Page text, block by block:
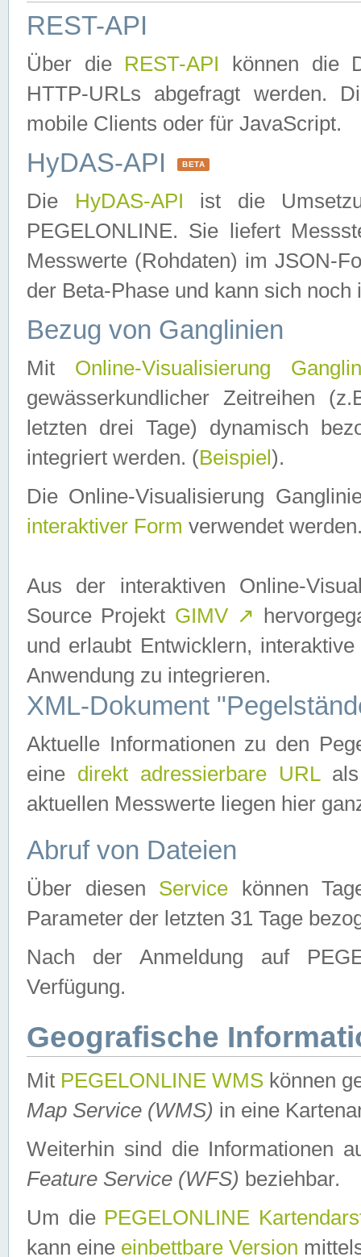
REST-API
Über die REST-API können die
HTTP-URLs abgefragt werden.
mobile Clients oder für JavaScript.
HyDAS-API BETA
Die HyDAS-API ist die
PEGELONLINE. Sie liefert
Messwerte (Rohdaten) im JSON-
der Beta-Phase und kann sich noch
Bezug von Ganglinien
Mit Online-Visualisierung
gewässerkundlicher Zeitreihen
letzten drei Tage) dynamisch
integriert werden. (Beispiel ).
Die Online-Visualisierung
interaktiver Form verwendet
Aus der interaktiven Online-
Source Projekt GIMV ↗
und erlaubt Entwicklern,
Anwendung zu integrieren.
XML-Dokument
Aktuelle Informationen zu den
eine direkt adressierbare URLals
aktuellen Messwerte liegen hier
Abruf von Dateien
Über diesen Service können
Parameter der letzten 31 Tage
Nach der Anmeldung auf
Verfügung.
Geografische
Mit PEGELONLINE WMS können
Map Service (WMS) in eine
Weiterhin sind die Informationen
Feature Service (WFS) beziehbar.
Um die PEGELONLINE
kann eine einbettbare Version